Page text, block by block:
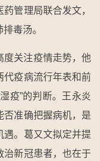
管理局联合发文，
毒汤。
度关注疫情走势，他
代疫病流行年表和前
疫”的判断。王永炎
否准确把握病机，是
遇。葛又文拟定并提
治新冠患者，也在于